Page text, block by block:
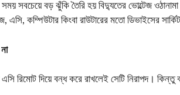
সবচেয়ে বড় ঝুঁকি তৈরি হয় বিদ্যুতের ভোল্টেজ
এসি, কম্পিউটার কিংবা রাউটারের মতো ডিভাইসের
রিমোট দিয়ে বন্ধ করে রাখলেই সেটি নিরাপদ। কিন্তু